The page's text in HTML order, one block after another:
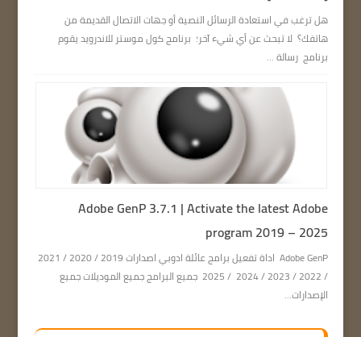
هل ترغب في استعادة الرسائل النصية أو جهات الاتصال القديمة من
هاتفك؟ لا تبحث عن أي شيء آخر؛ برنامج كول موستر للاندرويد يقوم
برنامج رسالة ...
Adobe GenP 3.7.1 | Activate the latest Adobe
program 2019 – 2025
Adobe GenP اداة تفعيل برامج عائلة ادوبي اصدارات 2019 / 2020 / 2021
/ 2022 / 2023 / 2024 / 2025 جميع البرامج جميع الموديلات جميع
الإصدارات...